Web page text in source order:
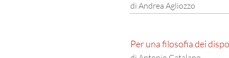
di Andrea Agliozzo
Per una filosofia dei